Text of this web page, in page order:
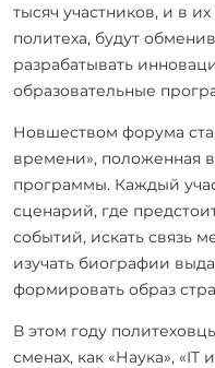
тысяч участников, и в
политеха, будут
разрабатывать
образовательные
Новшеством форума
времени», положенная
программы. Каждый
сценарий, где
событий, искать связь
изучать биографии
формировать образ
В этом году
сменах, как «Наука»,